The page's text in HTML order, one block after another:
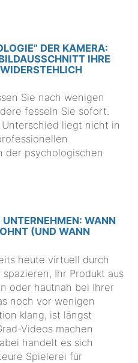
DER KAMERA:
IHRE
Sie nach wenigen
fesseln Sie sofort.
liegt nicht in
der psychologischen
WANN
(UND WANN
heute virtuell durch
Ihr Produkt aus
oder hautnah bei Ihrer
noch vor wenigen
klang, ist längst
Videos machen
Spielerei für